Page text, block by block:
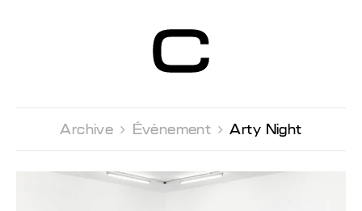
Contemporain
Genève
Archive  Évènement  Arty Night